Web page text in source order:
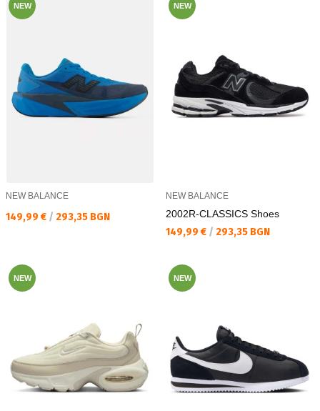
NEW
NEW BALANCE
Текуща цена:
149,99 € / 293,35 BGN
NEW
NEW BALANCE
2002R-CLASSICS Shoes
Текуща цена:
149,99 € / 293,35 BGN
NEW NEW